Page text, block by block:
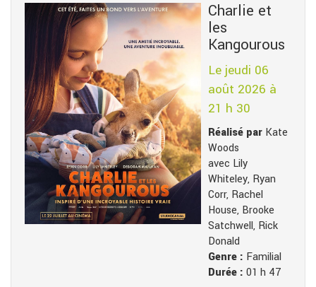
Charlie et
les
Kangourous
Le jeudi 06
août 2026 à
21 h 30
Réalisé par Kate
Woods
avec Lily
Whiteley, Ryan
Corr, Rachel
House, Brooke
Satchwell, Rick
Donald
Genre : Familial
Durée : 01 h 47